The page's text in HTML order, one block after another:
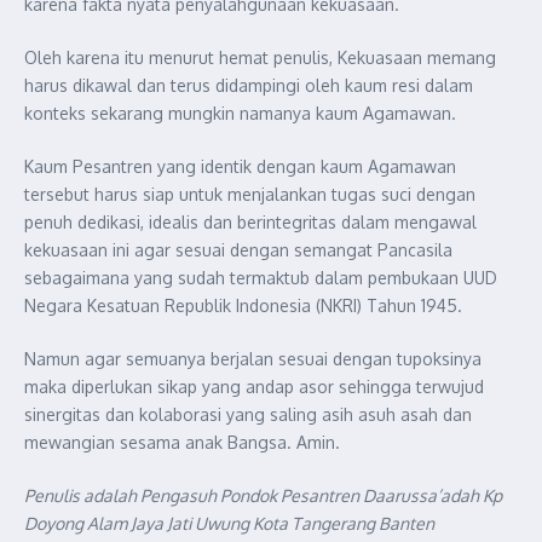
karena fakta nyata penyalahgunaan kekuasaan.
Oleh karena itu menurut hemat penulis, Kekuasaan memang
harus dikawal dan terus didampingi oleh kaum resi dalam
konteks sekarang mungkin namanya kaum Agamawan.
Kaum Pesantren yang identik dengan kaum Agamawan
tersebut harus siap untuk menjalankan tugas suci dengan
penuh dedikasi, idealis dan berintegritas dalam mengawal
kekuasaan ini agar sesuai dengan semangat Pancasila
sebagaimana yang sudah termaktub dalam pembukaan UUD
Negara Kesatuan Republik Indonesia (NKRI) Tahun 1945.
Namun agar semuanya berjalan sesuai dengan tupoksinya
maka diperlukan sikap yang andap asor sehingga terwujud
sinergitas dan kolaborasi yang saling asih asuh asah dan
mewangian sesama anak Bangsa. Amin.
Penulis adalah Pengasuh Pondok Pesantren Daarussa’adah Kp
Doyong Alam Jaya Jati Uwung Kota Tangerang Banten